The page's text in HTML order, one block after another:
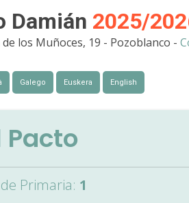
Damián 2025/
los Muñoces, 19 - Pozoblanco -
Galego Euskera English
Pacto
de Primaria: 1